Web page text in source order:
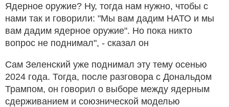
Ядерное оружие? Ну, тогда нам нужно, чтобы с
нами так и говорили: "Мы вам дадим НАТО и мы
вам дадим ядерное оружие". Но пока никто
вопрос не поднимал", - сказал он
Сам Зеленский уже поднимал эту тему осенью
2024 года. Тогда, после разговора с Дональдом
Трампом, он говорил о выборе между ядерным
сдерживанием и союзнической моделью